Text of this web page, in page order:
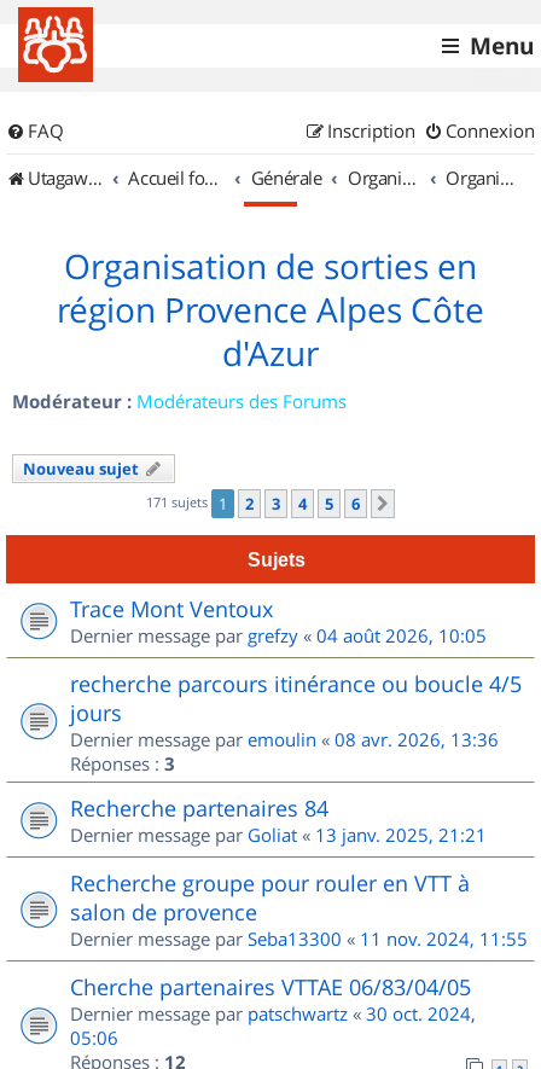
Menu
FAQ Connexion
Inscription
UtagawaVTT (Randos VTT et VTTAE avec traces GPS)
Accueil forum Générale Organisation de sorties & Recherche de partenaires Organisation de sorties en région Provence Alpes Côte d'Azur
Organisation de sorties en
région Provence Alpes Côte
d'Azur
Modérateur : Modérateurs des Forums
Nouveau sujet
171 sujets 1 2 3 4 5 6
Sujets
Trace Mont Ventoux
Dernier message par grefzy « 04 août 2026, 10:05
recherche parcours itinérance ou boucle 4/5
jours
Dernier message par emoulin « 08 avr. 2026, 13:36
Réponses : 3
Recherche partenaires 84
Dernier message par Goliat « 13 janv. 2025, 21:21
Recherche groupe pour rouler en VTT à
salon de provence
Dernier message par Seba13300 « 11 nov. 2024, 11:55
Cherche partenaires VTTAE 06/83/04/05
Dernier message par patschwartz « 30 oct. 2024,
05:06
Réponses : 12